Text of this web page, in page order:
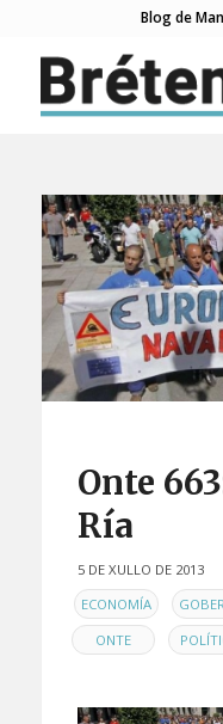
Blog de
Onte
Ría
5 DE XULLO DE 2013
ENECONOMÍA ,
ONTE ,